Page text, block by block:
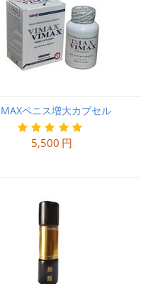
ペニス増大カプセル
5,500 円